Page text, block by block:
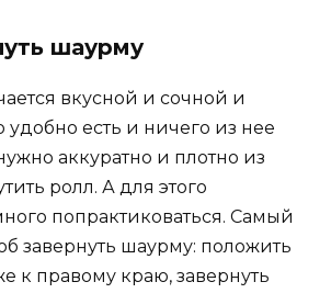
шаурму
вкусной и сочной и
удобно есть и ничего из нее
аккуратно и плотно из
ролл. А для этого
попрактиковаться. Самый
завернуть шаурму: положить
к правому краю, завернуть